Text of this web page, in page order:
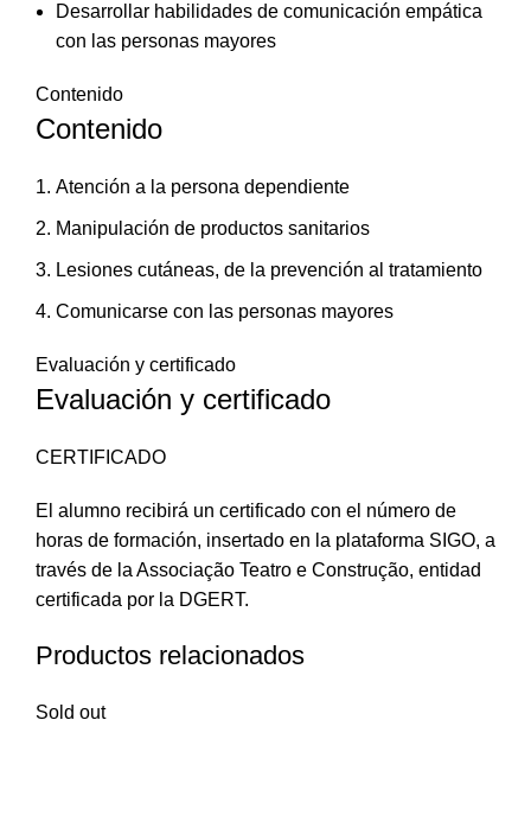
Desarrollar habilidades de comunicación empática
con las personas mayores
Contenido
Contenido
Atención a la persona dependiente
Manipulación de productos sanitarios
Lesiones cutáneas, de la prevención al tratamiento
Comunicarse con las personas mayores
Evaluación y certificado
Evaluación y certificado
CERTIFICADO
El alumno recibirá un certificado con el número de
horas de formación, insertado en la plataforma SIGO, a
través de la Associação Teatro e Construção, entidad
certificada por la DGERT.
Productos relacionados
Sold out